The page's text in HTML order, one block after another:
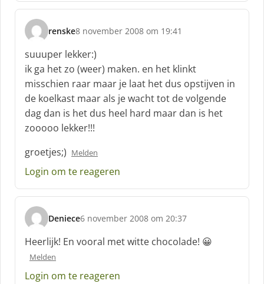
f
renske
s
h
r
e
e
f
8 november 2008 om 19:41
suuuper lekker:)
ik ga het zo (weer) maken. en het klinkt
misschien raar maar je laat het dus opstijven in
de koelkast maar als je wacht tot de volgende
dag dan is het dus heel hard maar dan is het
zooooo lekker!!!
groetjes;) Melden
Login om te reageren
Deniece
s
c
h
e
6 november 2008 om 20:37
Heerlijk! En vooral met witte chocolade! 😀
Melden
Login om te reageren